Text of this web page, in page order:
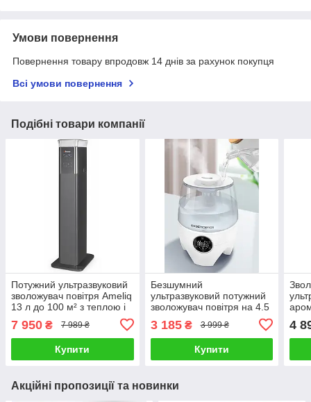
Умови повернення
Повернення товару впродовж 14 днів за рахунок покупця
Всі умови повернення
Подібні товари компанії
Потужний ультразвуковий
зволожувач повітря Ameliq
13 л до 100 м² з теплою і
7 950 ₴ 7 989 ₴
Купити
Безшумний
ультразвуковий потужний
зволожувач повітря на 4.5
сенсорним дисплеїв і
пультом ДУ
3 185₴ 3 999 ₴
Купити
4
Акційні пропозиції та новинки